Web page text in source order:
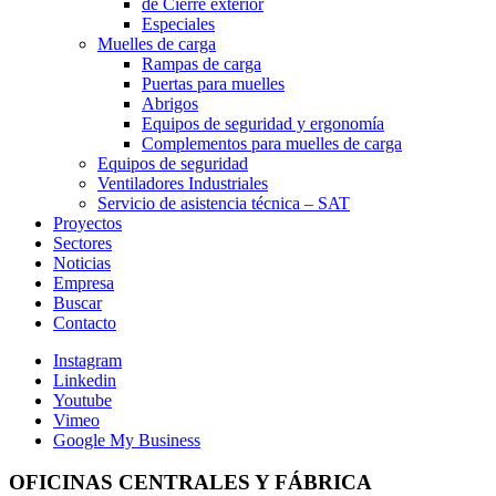
Especiales
Muelles de carga
Rampas de carga
Puertas para muelles
Abrigos
Equipos de seguridad y ergonomía
Complementos para muelles de carga
Equipos de seguridad
Ventiladores Industriales
Servicio de asistencia técnica – SAT
Proyectos
Sectores
Noticias
Empresa
Buscar
Contacto
Instagram
Linkedin
Youtube
Vimeo
Google My Business
OFICINAS CENTRALES Y FÁBRICA